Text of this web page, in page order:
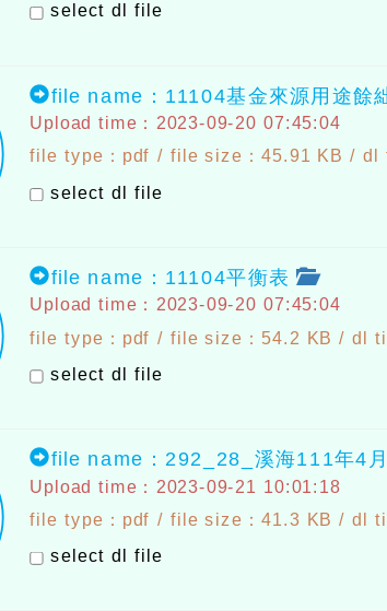
select dl file
file name：11104基金來源用途餘
Upload time：2023-09-20 07:45:04
file type：pdf / file size：45.91 KB / dl
select dl file
file name：11104平衡表
Upload time：2023-09-20 07:45:04
file type：pdf / file size：54.2 KB / dl
select dl file
file name：292_28_溪海111年4
Upload time：2023-09-21 10:01:18
file type：pdf / file size：41.3 KB / dl
select dl file